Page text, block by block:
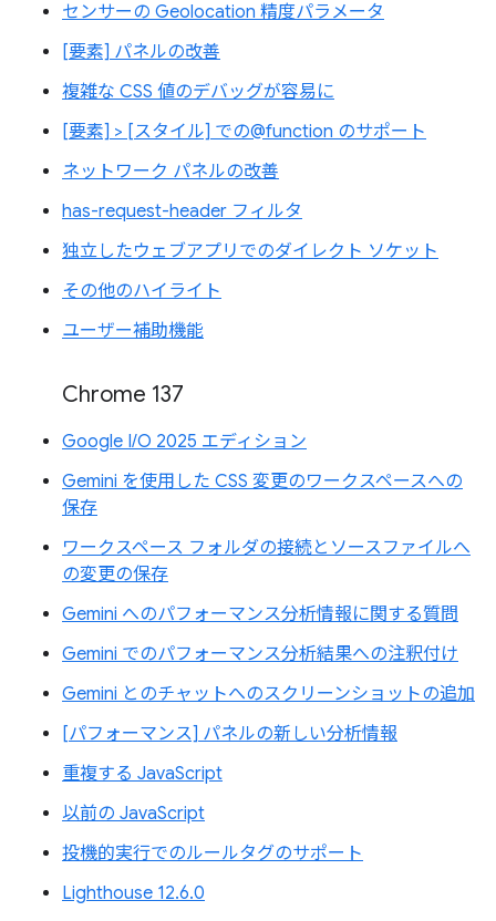
センサーの Geolocation 精度パラメータ
[要素] パネルの改善
複雑な CSS 値のデバッグが容易に
[要素] > [スタイル] での@function のサポート
ネットワーク パネルの改善
has-request-header フィルタ
独立したウェブアプリでのダイレクト ソケット
その他のハイライト
ユーザー補助機能
Chrome 137
Google I/O 2025 エディション
Gemini を使用した CSS 変更のワークスペースへの
保存
ワークスペース フォルダの接続とソースファイルへ
の変更の保存
Gemini へのパフォーマンス分析情報に関する質問
Gemini でのパフォーマンス分析結果への注釈付け
Gemini とのチャットへのスクリーンショットの追加
[パフォーマンス] パネルの新しい分析情報
重複する JavaScript
以前の JavaScript
投機的実行でのルールタグのサポート
Lighthouse 12.6.0